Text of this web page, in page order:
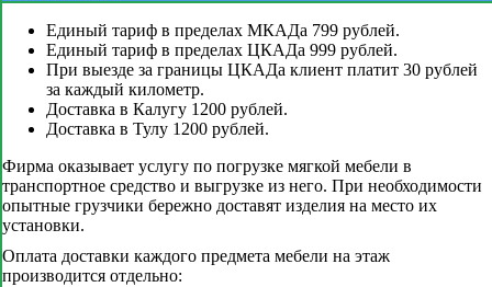
Единый тариф в пределах МКАДа 799 рублей.
Единый тариф в пределах ЦКАДа 999 рублей.
При выезде за границы ЦКАДа клиент платит 30 рублей
за каждый километр.
Доставка в Калугу 1200 рублей.
Доставка в Тулу 1200 рублей.
Фирма оказывает услугу по погрузке мягкой мебели в
транспортное средство и выгрузке из него. При необходимости
опытные грузчики бережно доставят изделия на место их
установки.
Оплата доставки каждого предмета мебели на этаж
производится отдельно: